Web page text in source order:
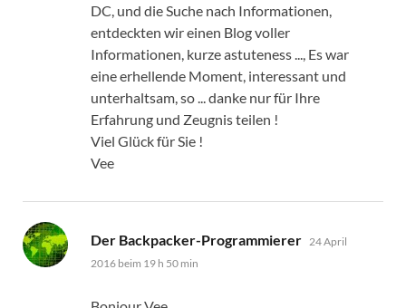
DC, und die Suche nach Informationen,
entdeckten wir einen Blog voller
Informationen, kurze astuteness ..., Es war
eine erhellende Moment, interessant und
unterhaltsam, so ... danke nur für Ihre
Erfahrung und Zeugnis teilen !
Viel Glück für Sie !
Vee
Der Backpacker-Programmierer sagt:
24 April
2016 beim 19 h 50 min